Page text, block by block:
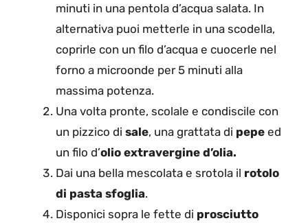
minuti in una pentola d’acqua salata. In
alternativa puoi metterle in una scodella,
coprirle con un filo d’acqua e cuocerle nel
forno a microonde per 5 minuti alla
massima potenza.
Una volta pronte, scolale e condiscile con
un pizzico di sale, una grattata di pepe ed
un filo d’olio extravergine d’olia.
Dai una bella mescolata e srotola il rotolo
di pasta sfoglia.
Disponici sopra le fette di prosciutto